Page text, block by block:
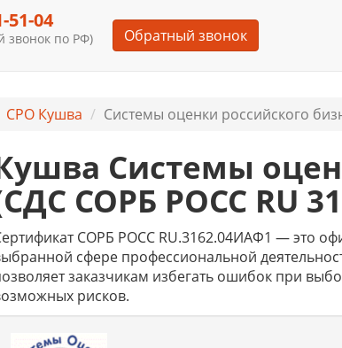
51-04
звонок по РФ) Обратный звонок
СРО Кушва Системы оценки российского
Системы
СОРБ РОСС RU
СОРБ РОСС RU.3162.04ИАФ1 — это
сфере профессиональной
заказчикам избегать ошибок при
рисков.